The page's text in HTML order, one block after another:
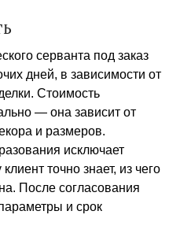
серванта под заказ
дней, в зависимости от
Стоимость
— она зависит от
и размеров.
исключает
точно знает, из чего
После согласования
и срок